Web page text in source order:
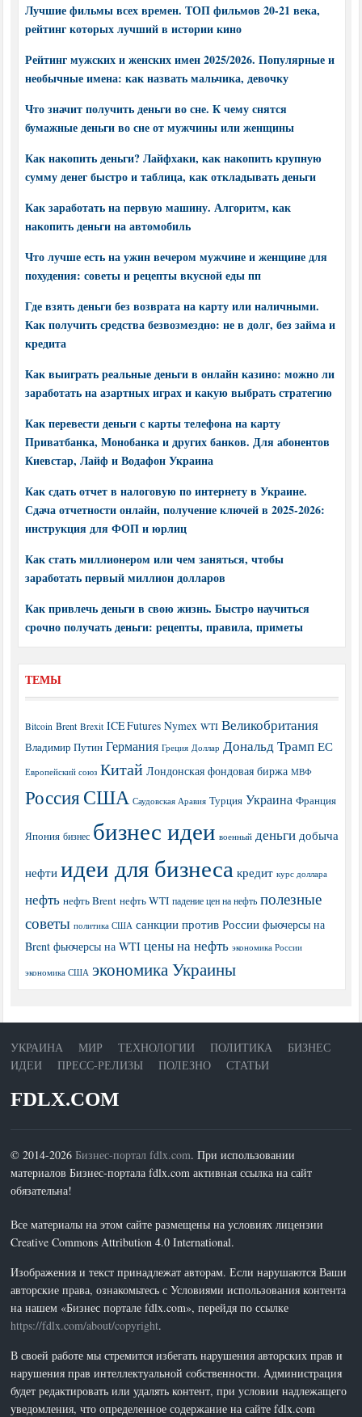
Лучшие фильмы всех времен. ТОП фильмов 20-21 века,
рейтинг которых лучший в истории кино
Рейтинг мужских и женских имен 2025/2026. Популярные и
необычные имена: как назвать мальчика, девочку
Что значит получить деньги во сне. К чему снятся
бумажные деньги во сне от мужчины или женщины
Как накопить деньги? Лайфхаки, как накопить крупную
сумму денег быстро и таблица, как откладывать деньги
Как заработать на первую машину. Алгоритм, как
накопить деньги на автомобиль
Что лучше есть на ужин вечером мужчине и женщине для
похудения: советы и рецепты вкусной еды пп
Где взять деньги без возврата на карту или наличными.
Как получить средства безвозмездно: не в долг, без займа и
кредита
Как выиграть реальные деньги в онлайн казино: можно ли
заработать на азартных играх и какую выбрать стратегию
Как перевести деньги с карты телефона на карту
Приватбанка, Монобанка и других банков. Для абонентов
Киевстар, Лайф и Водафон Украина
Как сдать отчет в налоговую по интернету в Украине.
Сдача отчетности онлайн, получение ключей в 2025-2026:
инструкция для ФОП и юрлиц
Как стать миллионером или чем заняться, чтобы
заработать первый миллион долларов
Как привлечь деньги в свою жизнь. Быстро научиться
срочно получать деньги: рецепты, правила, приметы
ТЕМЫ
Bitcoin Brent Brexit ICE Futures Nymex WTI Великобритания
Владимир Путин Германия Греция Доллар Дональд Трамп ЕС
Европейский союз Китай Лондонская фондовая биржа МВФ
РоссияСША Саудовская Аравия Турция Украина Франция
Япония бизнес бизнес идеи военный деньги добыча
нефти идеи для бизнеса кредит курс доллара
нефть нефть Brent нефть WTI падение цен на нефть полезные
советы политика США санкции против России фьючерсы на
Brent фьючерсы на WTI цены на нефть экономика России
экономика США экономика Украины
УКРАИНА МИР ТЕХНОЛОГИИ ПОЛИТИКА
БИЗНЕС
ИДЕИ
ПРЕСС-РЕЛИЗЫ ПОЛЕЗНО СТАТЬИ
FDLX.COM
© 2014-2026Бизнес-портал fdlx.com. При использовании
материалов Бизнес-портала fdlx.com активная ссылка на сайт
обязательна!
Все материалы на этом сайте размещены на условиях лицензии
Creative Commons Attribution 4.0 International.
Изображения и текст принадлежат авторам. Если нарушаются Ваши
авторские права, ознакомьтесь с Условиями использования контента
на нашем «Бизнес портале fdlx.com», перейдя по ссылке
https://fdlx.com/about/copyright.
В своей работе мы стремится избегать нарушения авторских прав и
нарушения прав интеллектуальной собственности. Администрация
будет редактировать или удалять контент, при условии надлежащего
уведомления, что определенное содержание на сайте fdlx.com